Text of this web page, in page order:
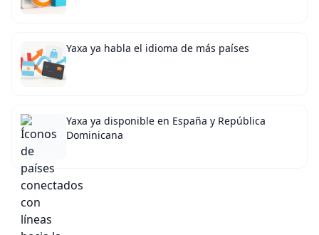
Yaxa ya habla el idioma de más países
Yaxa ya disponible en España y República
Dominicana